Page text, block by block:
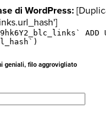
di WordPress:
ADD
geniali, filo aggrovigliato